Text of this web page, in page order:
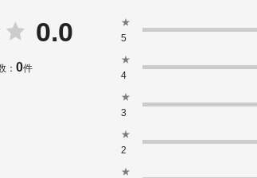
0.0
： 0件
★
5
★
4
★
3
★
2
★